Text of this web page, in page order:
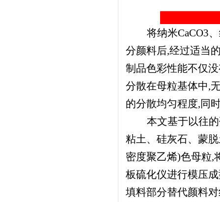
将纳米CaCO3
分颜料后,经过适当
制品色彩性能不仅
分散在母粒基体中,
的分散均匀程度,同
本文基于以往
粘土、硅灰石、蒙
密度聚乙烯)色母粒,
板硫化仪进行模压
填料部分替代颜料